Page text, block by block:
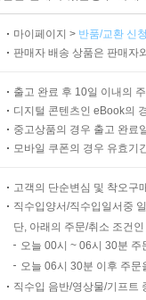
마이페이지 > 반품/교환 신
판매자 배송 상품은 판매자
출고 완료 후 10일 이내의
디지털 콘텐츠인 eBook의
중고상품의 경우 출고 완료
모바일 쿠폰의 경우 유효기
고객의 단순변심 및 착오구
직수입양서/직수입일서중
단, 아래의 주문/취소 조건
오늘 00시 ~ 06시 30분
오늘 06시 30분 이후 주
직수입 음반/영상물/기프트